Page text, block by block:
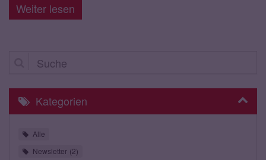
Weiter lesen
Kategorien
Alle
Newsletter 2